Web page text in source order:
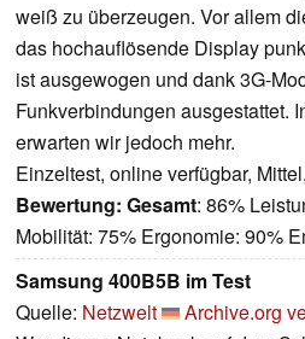
weiß zu überzeugen. Vor allem
das hochauflösende Display
ist ausgewogen und dank 3G-
Funkverbindungen ausgestattet.
erwarten wir jedoch mehr.
Einzeltest, online verfügbar,
Bewertung: Gesamt: 86%
Mobilität: 75% Ergonomie: 90%
Samsung 400B5B im Test
Quelle: Netzwelt
Archive.org